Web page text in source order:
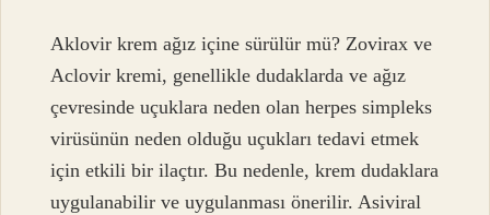
Aklovir krem ağız içine sürülür mü? Zovirax ve
Aclovir kremi, genellikle dudaklarda ve ağız
çevresinde uçuklara neden olan herpes simpleks
virüsünün neden olduğu uçukları tedavi etmek
için etkili bir ilaçtır. Bu nedenle, krem ​​dudaklara
uygulanabilir ve uygulanması önerilir. Asiviral